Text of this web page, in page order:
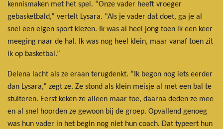
kennismaken met het spel. “Onze vader heeft vroeger
gebasketbald,” vertelt Lysara. “Als je vader dat doet, ga je al
snel een eigen sport kiezen. Ik was al heel jong toen ik een keer
meeging naar de hal. Ik was nog heel klein, maar vanaf toen zit
ik op basketbal.”
Delena lacht als ze eraan terugdenkt. “Ik begon nog iets eerder
dan Lysara,” zegt ze. Ze stond als klein meisje al met een bal te
stuiteren. Eerst keken ze alleen maar toe, daarna deden ze mee
en al snel hoorden ze gewoon bij de groep. Opvallend genoeg
was hun vader in het begin nog niet hun coach. Dat typeert hun